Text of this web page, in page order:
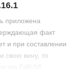
приложена
факт
и при составлении
свою вину, то